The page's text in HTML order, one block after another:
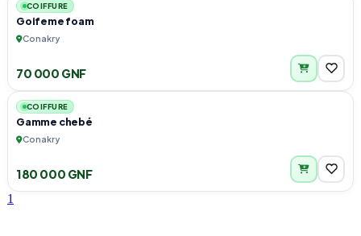
COIFFURE
Goifeme foam
Conakry
70 000 GNF
COIFFURE
Gamme chebé
Conakry
180 000 GNF
1